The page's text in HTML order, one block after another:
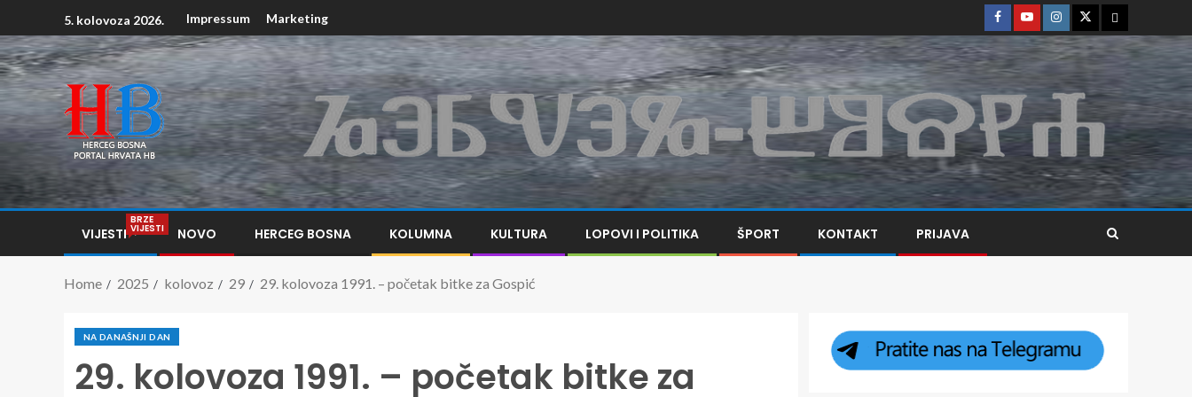
5. kolovoza 2026. Impressum Marketing
VIJESTI
BRZE
VIJESTI NOVO HERCEG BOSNA KOLUMNA KULTURA LOPOVI I POLITIKA ŠPORT KONTAKT PRIJAVA
Home 2025 kolovoz 29 29. kolovoza 1991. – početak bitke za Gospić
NA DANAŠNJI DAN
29. kolovoza 1991. – početak bitke za